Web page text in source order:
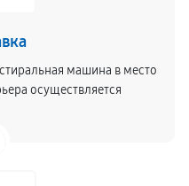
машина в место
осуществляется